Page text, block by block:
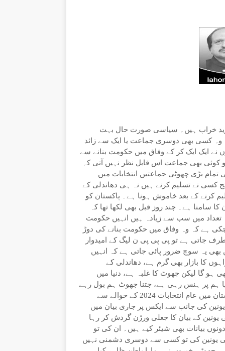
مزید خراب ہیں۔ سیاسی صورت حال بہت
کسی بھی دوسری جماعت یا ایک سے زائد
نے ایک ایک کر کے وفاق میں حکومت بنانے سے
کوئی بھی جماعت اس قابل نظر نہیں آتی کہ
بڑی چھوٹی جماعتیں انتخابات میں
کسی نے تسلیم کرنے ہیں نہ ہی دھاندلی کے
کرنے کے بعد خاموش ہونا ہے۔ پاکستان کو
ہے۔ چند روز قبل بھی لکھا تھا کہ
تعداد میں سب سے زیادہ ہیں انہیں حکومت
چکی ہے کہ وہ وفاق میں حکومت بنانے کی دوڑ
جاتی ہے تو پی پی پی ن لیگ کے امیدوار
یہ سوچ ضرور پائی جاتی ہے کہ انہیں
کا بازار بھی گرم ہے، دھاندلی کے
ہو گا لیکن جھوٹ کا غلبہ ہے، دنیا میں
ہم پر ہنس رہی ہے، جتنا جھوٹ ہم بول رہے
ہیں دنیا میں ہماری کیا عزت رہ جائے گی۔ یورپی یونین نے پاکستان میں عام انتخابات 2024 کے حوالے سے
کی جانب سے ایکس پر جاری بیان میں
یونین کے بیان کا جعلی ورڑن گردش کر رہا
بیانات بھی شیئر کیے ہیں۔ ان کی تو
یونین کی تو کسی سے دوسری دشمنی نہیں